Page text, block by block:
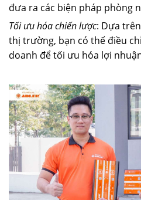
đưa ra các biện pháp phòng
Tối ưu hóa chiến lược: Dựa
thị trường, bạn có thể điều
doanh để tối ưu hóa lợi